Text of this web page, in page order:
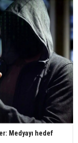
seyahat harcaması
duyurdu: Vahşetin
tespit edildi
Medyayı hedef